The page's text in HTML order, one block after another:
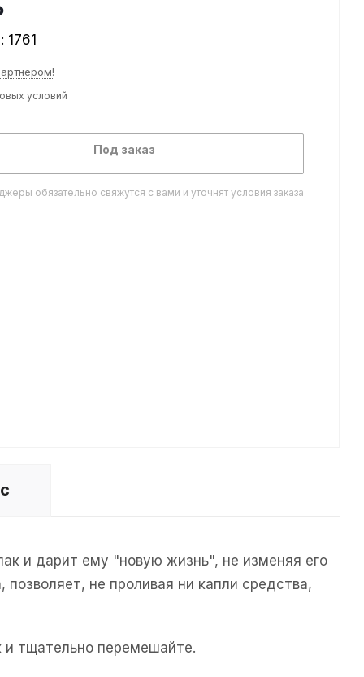
1761
условий
Под заказ
обязательно свяжутся с вами и уточнят условия заказа
и дарит ему "новую жизнь", не изменяя его
не проливая ни капли средства,
и тщательно перемешайте.